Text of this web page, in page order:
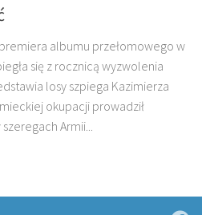
albumu przełomowego w
się z rocznicą wyzwolenia
losy szpiega Kazimierza
okupacji prowadził
Armii...